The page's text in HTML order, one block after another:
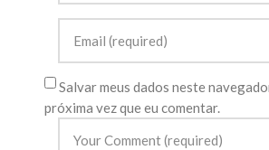
Salvar meus dados neste
próxima vez que eu comentar.